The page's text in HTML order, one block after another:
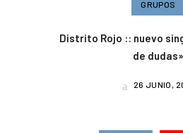
GRUPOS
Distrito Rojo :: nuevo
de dudas»
26 JUNIO,